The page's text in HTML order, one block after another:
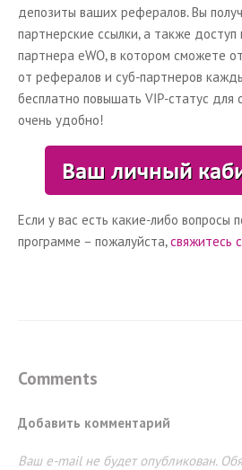
депозиты ваших рефералов. Вы
партнерские ссылки, а также доступ
партнера eWO, в котором сможете
от рефералов и суб-партнеров
бесплатно повышать VIP-статус для
очень удобно!
Если у вас есть какие-либо вопросы
программе – пожалуйста,свяжитесь
Comments
Добавить комментарий
Ваш e-mail не будет опубликован.